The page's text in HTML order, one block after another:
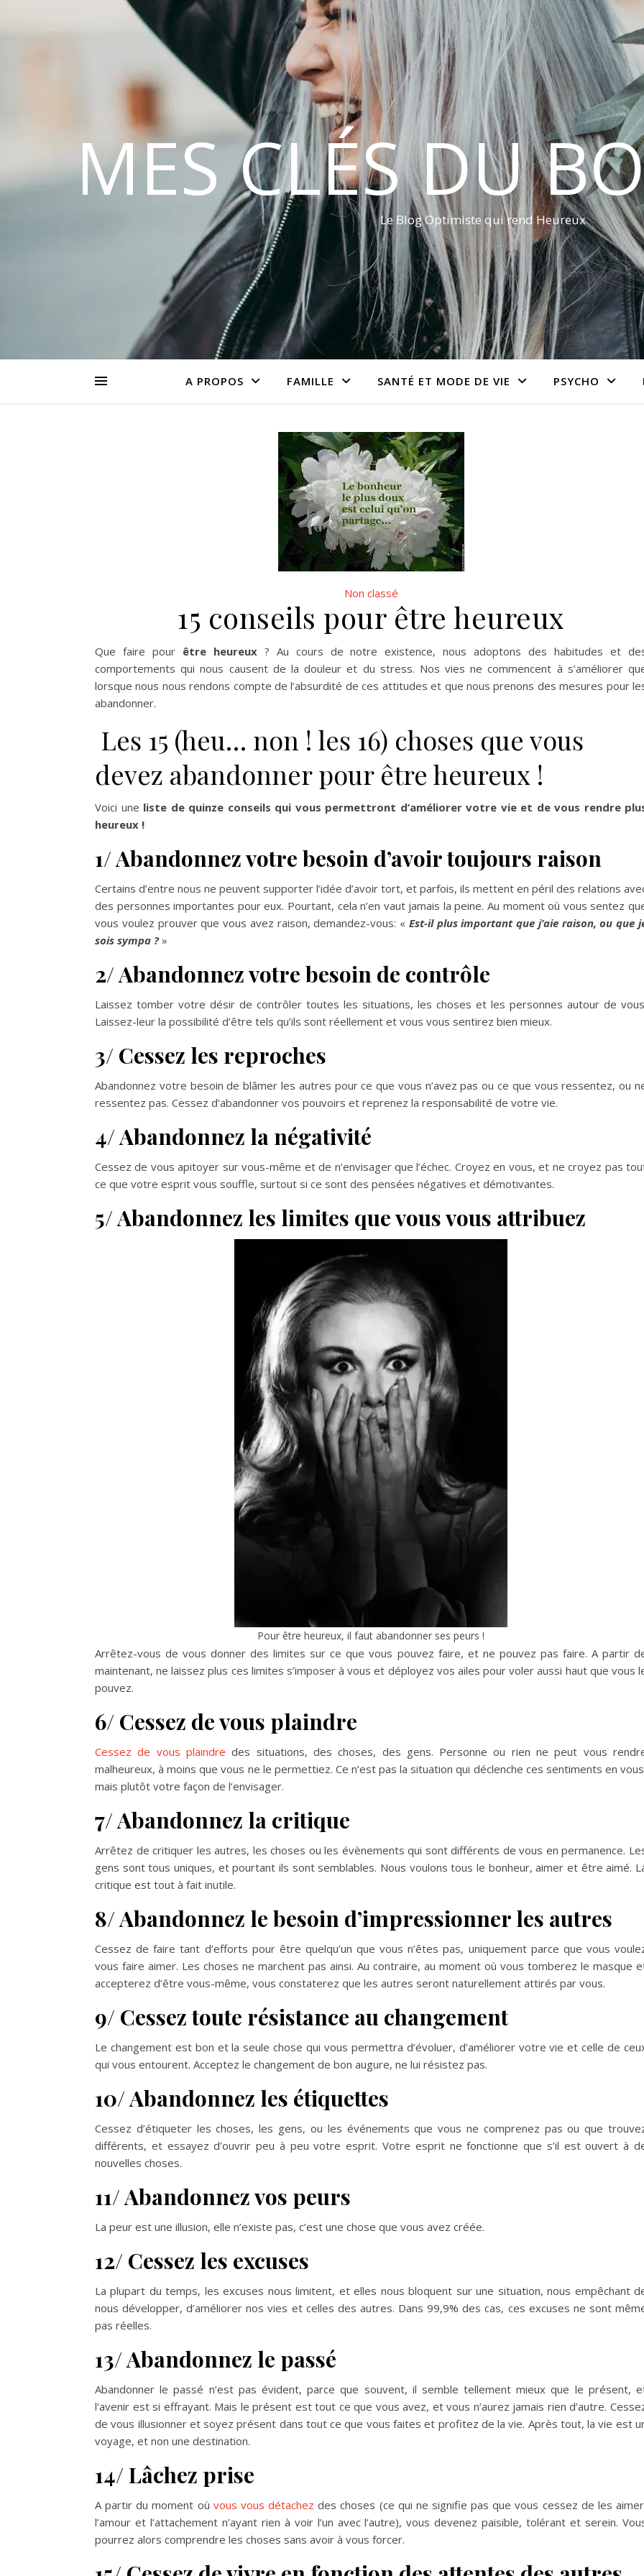
MES CLÉS DU
Le Blog Optimiste qui rend Heureux
A PROPOS FAMILLE SANTÉ ET MODE DE VIE PSYCHO
Non classé
15 conseils pour être heureux
Que faire pour être heureux? Au cours de notre existence, nous adoptons des habitudes et
comportements qui nous causent de la douleur et du stress. Nos vies ne commencent à s’améliorer
lorsque nous nous rendons compte de l’absurdité de ces attitudes et que nous prenons des mesures pour
abandonner.
Les 15 (heu… non ! les 16) choses que vous
devez abandonner pour être heureux !
Voici une liste de quinze conseils qui vous permettront d’améliorer votre vie et de vous rendre
heureux !
1/ Abandonnez votre besoin d’avoir toujours raison
Certains d’entre nous ne peuvent supporter l’idée d’avoir tort, et parfois, ils mettent en péril des relations
des personnes importantes pour eux. Pourtant, cela n’en vaut jamais la peine. Au moment où vous sentez
vous voulez prouver que vous avez raison, demandez-vous: « Est-il plus important que j’aie raison, ou que
sois sympa ? »
2/ Abandonnez votre besoin de contrôle
Laissez tomber votre désir de contrôler toutes les situations, les choses et les personnes autour de
Laissez-leur la possibilité d’être tels qu’ils sont réellement et vous vous sentirez bien mieux.
3/ Cessez les reproches
Abandonnez votre besoin de blâmer les autres pour ce que vous n’avez pas ou ce que vous ressentez, ou
ressentez pas. Cessez d’abandonner vos pouvoirs et reprenez la responsabilité de votre vie.
4/ Abandonnez la négativité
Cessez de vous apitoyer sur vous-même et de n’envisager que l’échec. Croyez en vous, et ne croyez pas
ce que votre esprit vous souffle, surtout si ce sont des pensées négatives et démotivantes.
5/ Abandonnez les limites que vous vous attribuez
Pour être heureux, il faut abandonner ses peurs !
Arrêtez-vous de vous donner des limites sur ce que vous pouvez faire, et ne pouvez pas faire. A partir
maintenant, ne laissez plus ces limites s’imposer à vous et déployez vos ailes pour voler aussi haut que vous
pouvez.
6/ Cessez de vous plaindre
Cessez de vous plaindre des situations, des choses, des gens. Personne ou rien ne peut vous
malheureux, à moins que vous ne le permettiez. Ce n’est pas la situation qui déclenche ces sentiments en
mais plutôt votre façon de l’envisager.
7/ Abandonnez la critique
Arrêtez de critiquer les autres, les choses ou les évènements qui sont différents de vous en permanence.
gens sont tous uniques, et pourtant ils sont semblables. Nous voulons tous le bonheur, aimer et être aimé.
critique est tout à fait inutile.
8/ Abandonnez le besoin d’impressionner les autres
Cessez de faire tant d’efforts pour être quelqu’un que vous n’êtes pas, uniquement parce que vous
vous faire aimer. Les choses ne marchent pas ainsi. Au contraire, au moment où vous tomberez le masque
accepterez d’être vous-même, vous constaterez que les autres seront naturellement attirés par vous.
9/ Cessez toute résistance au changement
Le changement est bon et la seule chose qui vous permettra d’évoluer, d’améliorer votre vie et celle de
qui vous entourent. Acceptez le changement de bon augure, ne lui résistez pas.
10/ Abandonnez les étiquettes
Cessez d’étiqueter les choses, les gens, ou les événements que vous ne comprenez pas ou que
différents, et essayez d’ouvrir peu à peu votre esprit. Votre esprit ne fonctionne que s’il est ouvert à
nouvelles choses.
11/ Abandonnez vos peurs
La peur est une illusion, elle n’existe pas, c’est une chose que vous avez créée.
12/ Cessez les excuses
La plupart du temps, les excuses nous limitent, et elles nous bloquent sur une situation, nous empêchant
nous développer, d’améliorer nos vies et celles des autres. Dans 99,9% des cas, ces excuses ne sont
pas réelles.
13/ Abandonnez le passé
Abandonner le passé n’est pas évident, parce que souvent, il semble tellement mieux que le présent,
l’avenir est si effrayant. Mais le présent est tout ce que vous avez, et vous n’aurez jamais rien d’autre.
de vous illusionner et soyez présent dans tout ce que vous faites et profitez de la vie. Après tout, la vie est
voyage, et non une destination.
14/ Lâchez prise
A partir du moment où vous vous détachez des choses (ce qui ne signifie pas que vous cessez de les
l’amour et l’attachement n’ayant rien à voir l’un avec l’autre), vous devenez paisible, tolérant et serein.
pourrez alors comprendre les choses sans avoir à vous forcer.